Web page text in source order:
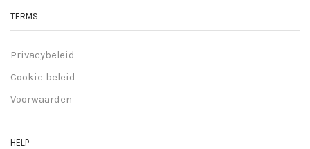
TERMS
Privacybeleid
Cookie beleid
Voorwaarden
HELP